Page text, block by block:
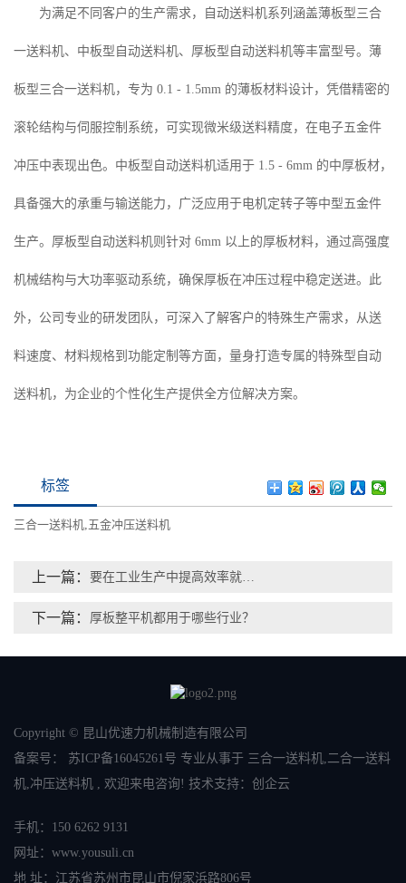
为满足不同客户的生产需求，自动送料机系列涵盖薄板型三合
一送料机、中板型自动送料机、厚板型自动送料机等丰富型号。薄
板型三合一送料机，专为 0.1 - 1.5mm 的薄板材料设计，凭借精密的
滚轮结构与伺服控制系统，可实现微米级送料精度，在电子五金件
冲压中表现出色。中板型自动送料机适用于 1.5 - 6mm 的中厚板材，
具备强大的承重与输送能力，广泛应用于电机定转子等中型五金件
生产。厚板型自动送料机则针对 6mm 以上的厚板材料，通过高强度
机械结构与大功率驱动系统，确保厚板在冲压过程中稳定送进。此
外，公司专业的研发团队，可深入了解客户的特殊生产需求，从送
料速度、材料规格到功能定制等方面，量身打造专属的特殊型自动
送料机，为企业的个性化生产提供全方位解决方案。
标签
三合一送料机 五金冲压送料机
上一篇：
下一篇： 厚板整平机都用于哪些行业？
Copyright © 昆山优速力机械制造有限公司
备案号： 苏ICP备16045261号 专业从事于 三合一送料机 二合一送料
机 冲压送料机 , 欢迎来电咨询! 技术支持： 创企云
手机：150 6262 9131
网址：www.yousuli.cn
地 址：江苏省苏州市昆山市倪家浜路806号